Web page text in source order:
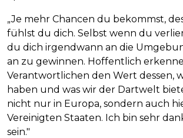
„Je mehr Chancen du bekommst,
fühlst du dich. Selbst wenn du
du dich irgendwann an die
an zu gewinnen. Hoffentlich
Verantwortlichen den Wert dessen,
haben und was wir der Dartwelt
nicht nur in Europa, sondern auch
Vereinigten Staaten. Ich bin sehr
sein."